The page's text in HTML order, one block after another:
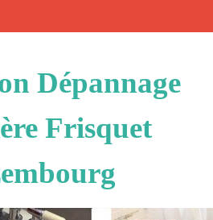
Dépannage
Frisquet